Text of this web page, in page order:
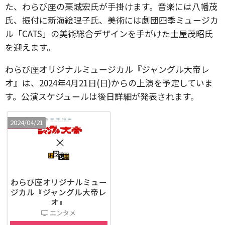
た、わらび座の栗城宏氏が手掛けます。音楽には八幡茂
氏、振付に新海絵理子氏、美術には劇団四季ミュージカ
ル「CATS」の美術総合デザインを手がけた土屋茂昭氏
を迎えます。
わらび座オリジナルミュージカル『ジャングル大帝レ
オ』は、2024年4月21日(日)からの上演を予定していま
す。公演スケジュールは後日詳細が発表されます。
2024/04/21
わらび座オリジナルミュー
ジカル『ジャングル大帝レ
オ』
エンタメ